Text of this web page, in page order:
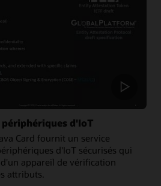
sécurité
l'authenticité
des
transactions
à
une
blockchain
d'IoT
Card fournit un service
d'IoT sécurisés qui
appareil de vérification
attributs.